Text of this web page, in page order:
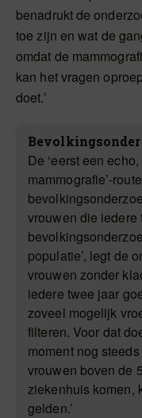
benadrukt de
toe zijn en wat de
omdat de
kan het vragen
doet.’
De ‘eerst een
mammografie’-
vrouwen die
populatie’, legt de
vrouwen zonder
iedere twee jaar
zoveel mogelijk
filteren. Voor dat
moment nog
vrouwen boven de
ziekenhuis komen,
gelden.’